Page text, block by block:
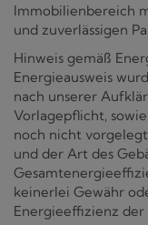
Immobilienbereich
und zuverlässigen
Hinweis gemäß
Energieausweis
nach unserer
Vorlagepflicht,
noch nicht
und der Art des
keinerlei Gewähr
Energieeffizienz